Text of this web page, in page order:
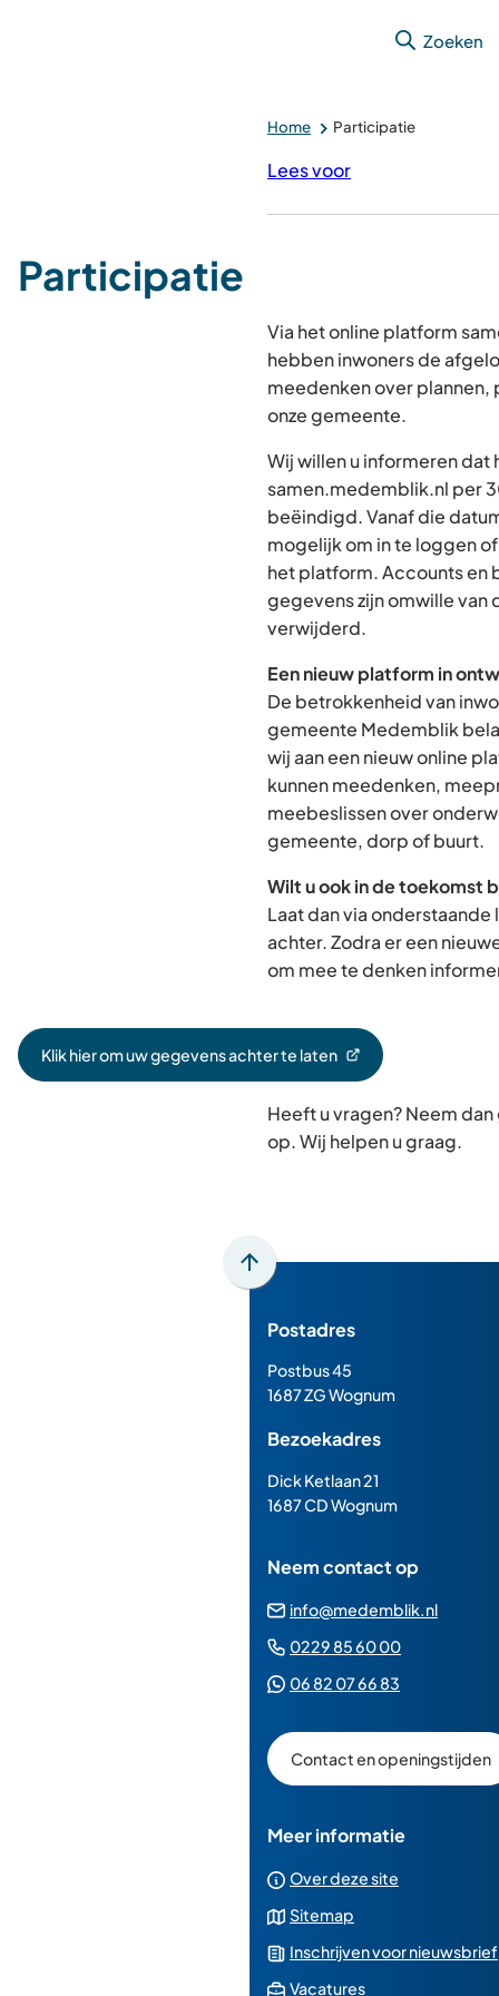
Zoeken
Home Participatie
Lees voor
Participatie
Via het online platform
hebben inwoners de
meedenken over
onze gemeente.
Wij willen u informeren dat
samen.medemblik.nl per
beëindigd. Vanaf die
mogelijk om in te loggen
het platform. Accounts en
gegevens zijn omwille van
verwijderd.
Een nieuw platform in
De betrokkenheid van
gemeente Medemblik
wij aan een nieuw online
kunnen meedenken,
meebeslissen over
gemeente, dorp of buurt.
Wilt u ook in de toekomst
Laat dan via
achter. Zodra er een
om mee te denken
Klik hier om uw gegevens achter te laten
(Verwijst
Heeft u vragen? Neem
op. Wij helpen u graag.
Scroll
boven
het
van
de
paginainhoud
Postadres
Postbus 45
1687 ZG Wognum
Bezoekadres
Dick Ketlaan 21
1687 CD Wognum
Neem contact op
info@medemblik.nl
0229 85 60 00(Verwijst
06 82 07 66 83
een
Whatsapp
Contact en openingstijden
Meer informatie
Over deze site
Sitemap
Inschrijven voor nieuwsbrief
Vacatures(Verwijst